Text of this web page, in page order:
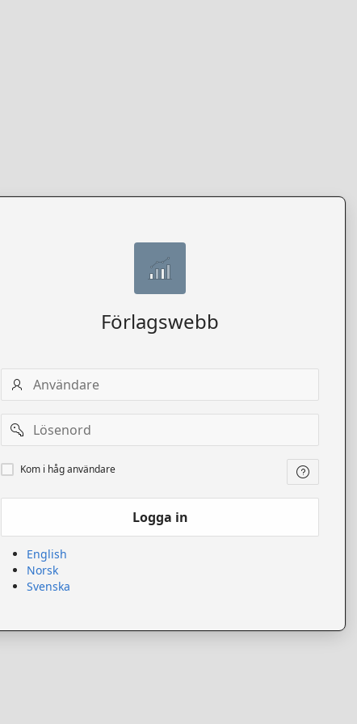
Förlagswebb
Användarnamn
Lösenord
Kom
ihåg
Kom i håg användare
Logga in
English
Norsk
Svenska